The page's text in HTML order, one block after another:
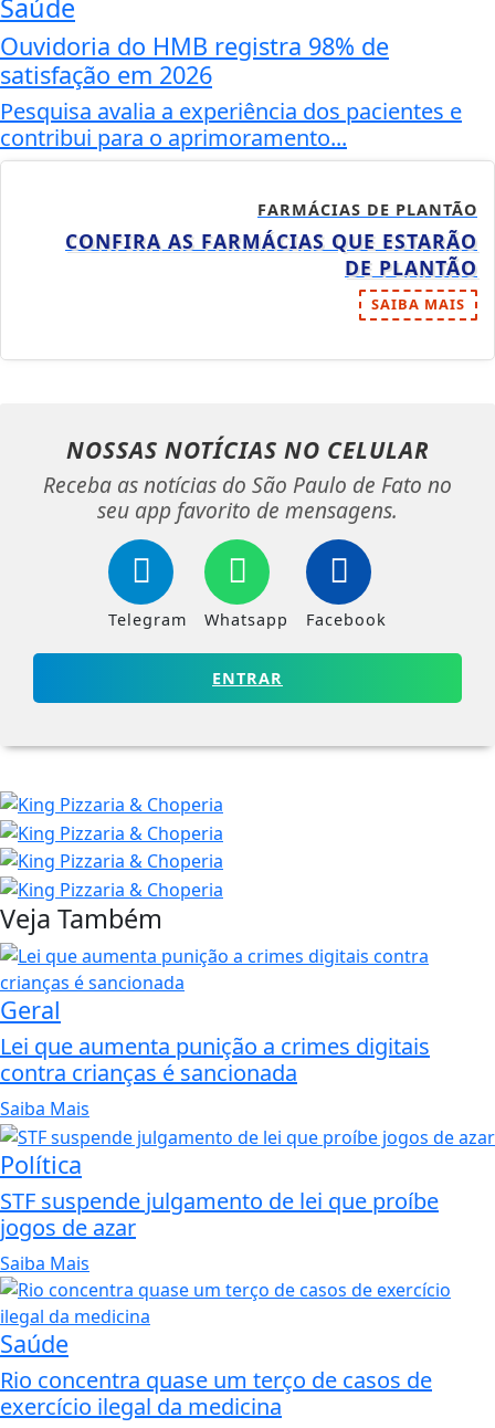
Saúde
Ouvidoria do HMB registra 98% de
satisfação em 2026
Pesquisa avalia a experiência dos pacientes e
contribui para o aprimoramento...
FARMÁCIAS DE PLANTÃO
CONFIRA AS FARMÁCIAS QUE ESTARÃO
DE PLANTÃO
SAIBA MAIS
NOSSAS NOTÍCIAS NO CELULAR
Receba as notícias do São Paulo de Fato no
seu app favorito de mensagens.
Telegram Whatsapp Facebook
ENTRAR
Veja Também
Geral
Lei que aumenta punição a crimes digitais
contra crianças é sancionada
Saiba Mais
Política
STF suspende julgamento de lei que proíbe
jogos de azar
Saiba Mais
Saúde
Rio concentra quase um terço de casos de
exercício ilegal da medicina